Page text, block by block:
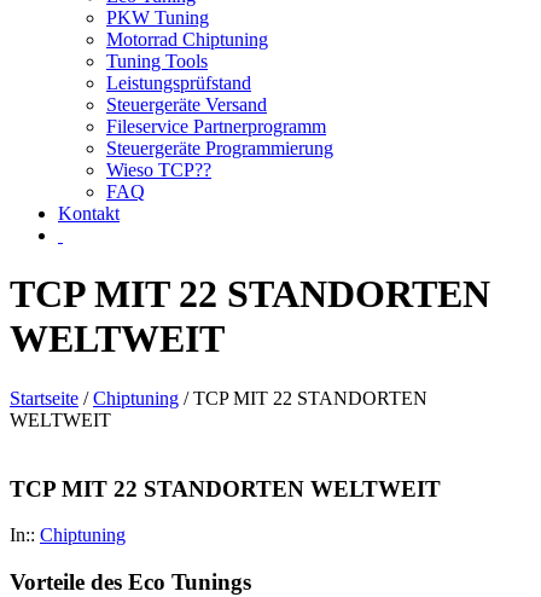
PKW Tuning
Motorrad Chiptuning
Tuning Tools
Leistungsprüfstand
Steuergeräte Versand
Fileservice Partnerprogramm
Steuergeräte Programmierung
Wieso TCP??
FAQ
Kontakt
TCP MIT 22 STANDORTEN
WELTWEIT
Startseite /Chiptuning / TCP MIT 22 STANDORTEN
WELTWEIT
TCP MIT 22 STANDORTEN WELTWEIT
In:: Chiptuning
Vorteile des Eco Tunings